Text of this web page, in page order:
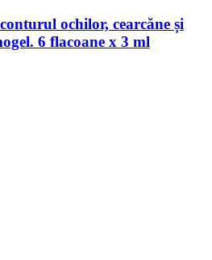
ochilor, cearcăne și
6 flacoane x 3 ml